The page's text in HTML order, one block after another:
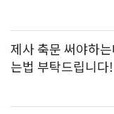
제사 축문 써야하
는법 부탁드립니다!